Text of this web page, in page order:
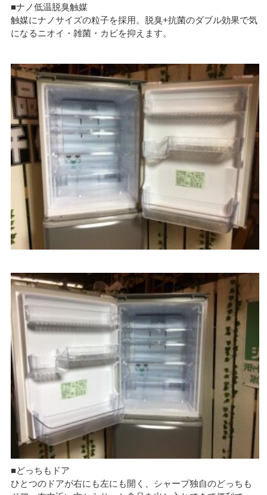
■ナノ低温脱臭触媒
触媒にナノサイズの粒子を採用。脱臭+抗菌のダブル効果で気
になるニオイ・雑菌・カビを抑えます。
■どっちもドア
ひとつのドアが右にも左にも開く、シャープ独自のどっちも